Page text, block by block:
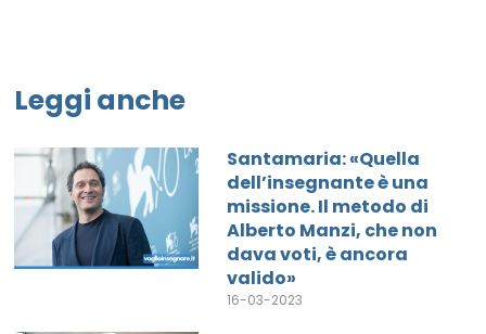
Leggi anche
Santamaria: «Quella
dell’insegnante è una
missione. Il metodo di
Alberto Manzi, che non
dava voti, è ancora
valido»
16-03-2023